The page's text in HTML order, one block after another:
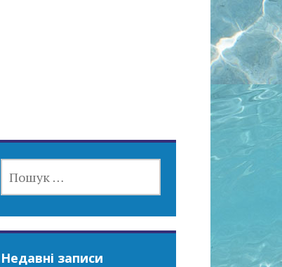
Недавні записи